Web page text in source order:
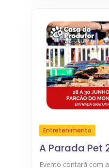
Entretenimento
A Parada Pet
Evento contará com